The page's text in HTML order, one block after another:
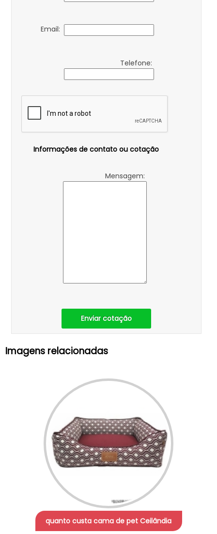
Email:
Telefone:
Informações de contato ou cotação
Mensagem:
Enviar cotação
Imagens relacionadas
quanto custa cama de pet Ceilândia